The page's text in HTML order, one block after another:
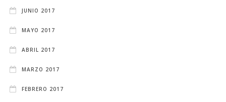
JUNIO 2017
MAYO 2017
ABRIL 2017
MARZO 2017
FEBRERO 2017